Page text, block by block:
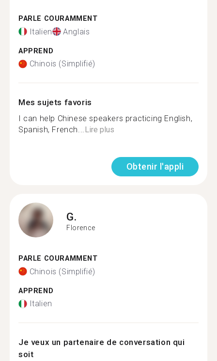
PARLE COURAMMENT
Italien Anglais
APPREND
Chinois (Simplifié)
Mes sujets favoris
I can help Chinese speakers practicing English,
Spanish, French...Lire plus
Obtenir l'appli
G.
Florence
PARLE COURAMMENT
Chinois (Simplifié)
APPREND
Italien
Je veux un partenaire de conversation qui
soit